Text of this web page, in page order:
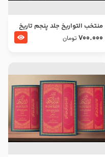
منتخب التواریخ جلد پنجم تاریخ
امام جعفر صادق و امام موسی
700.000 تومان